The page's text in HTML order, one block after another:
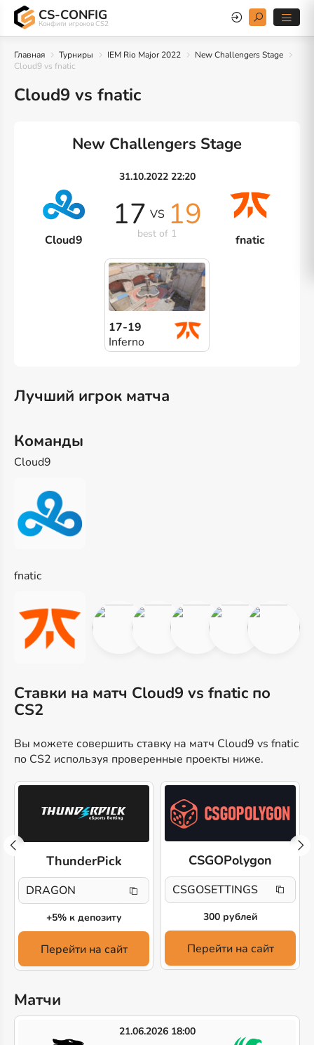
CS-CONFIG
Конфиги игроков CS2
Главная Турниры IEM Rio Major 2022
New Challengers Stage
Cloud9 vs fnatic
Cloud9 vs fnatic
New Challengers Stage
31.10.2022 22:20
Cloud9
17 VS 19
best of 1 fnatic
17-19
Inferno
Лучший игрок матча
Команды
Cloud9
fnatic
Ставки на матч Cloud9 vs fnatic по
CS2
Вы можете совершить ставку на матч Cloud9 vs fnatic
по CS2 используя проверенные проекты ниже.
ThunderPick
DRAGON
+5% к депозиту
Перейти на сайт
CSGOPolygon
CSGOSETTINGS
300 рублей
Перейти на сайт
Матчи
21.06.2026 18:00